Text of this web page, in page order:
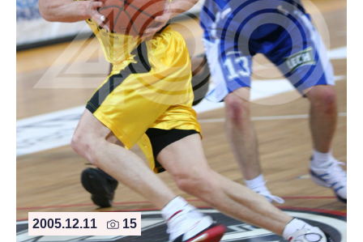
2005.12.11 15